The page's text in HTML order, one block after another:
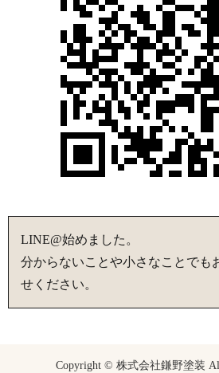
LINE@始めました。
分からないことや小さなことでも
せください。
Copyright © 株式会社鎌野塗装 All